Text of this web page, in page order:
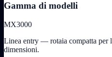
Gamma di modelli
MX3000
Linea entry — rotaia compatta per
dimensioni.